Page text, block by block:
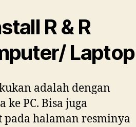
R & R
Laptop
adalah dengan
PC. Bisa juga
halaman resminya